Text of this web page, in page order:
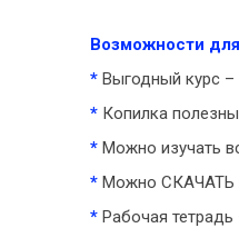
Возможности
* Выгодный курс –
* Копилка
* Можно изучать
* Можно СКАЧАТЬ
* Рабочая тетрадь